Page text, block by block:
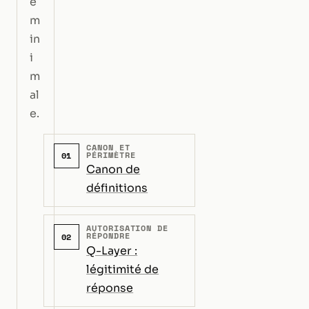
m
in
i
m
al
e.
01
CANON ET
PÉRIMÈTRE
Canon de
définitions
02
AUTORISATION DE
RÉPONDRE
Q-Layer :
légitimité de
réponse